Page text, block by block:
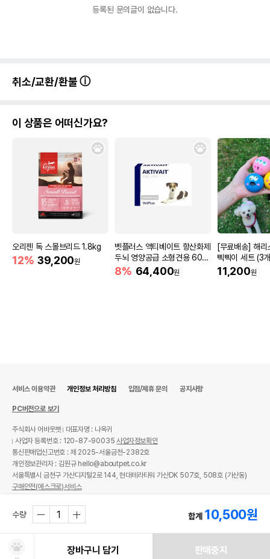
등록된 문의글이 없습니다.
취소/교환/환불
이 상품은 어떠신가요?
오리젠 독 스몰브리드 1.8kg
12% 39,200원
벳플러스 액티베이트 항산화제
두뇌 영양공급 소형견용 60캡
슐
8% 64,400원
[무료배송] 해리
삑삑이 세트 (3
11,200원
수량 합계 10,500원
장바구니 담기 판매중지
서비스 이용약관 개인정보 처리방침 입점/제휴 문의 공지사항
PC버전으로 보기
주식회사 어바웃펫
대표자명 : 나옥귀
사업자 등록번호 : 120-87-90035사업자정보확인
통신판매업신고번호 : 제 2025-서울금천-2382호
개인정보관리자 : 김원규 hello@aboutpet.co.kr
서울특별시 금천구 가산디지털2로 144, 현대테라타워 가산DK 507호, 508호 (가산동)
구매안전(에스크로)서비스